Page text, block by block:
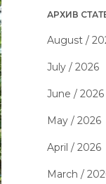
АРХИВ
August /
July / 2026
June / 2026
May / 2026
April / 2026
March /